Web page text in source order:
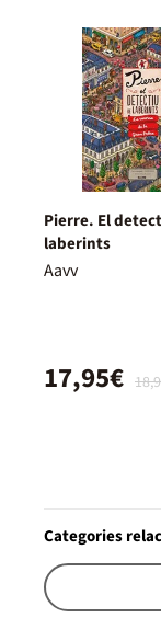
Pierre. El
laberints
Aavv
17,95€
Categories